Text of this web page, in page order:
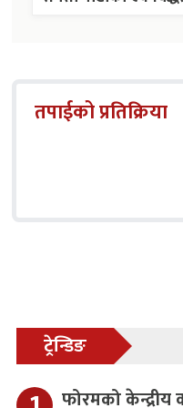
तपाईको प्रतिक्रिया
ट्रेन्डिङ
फोरमको केन्द्रीय